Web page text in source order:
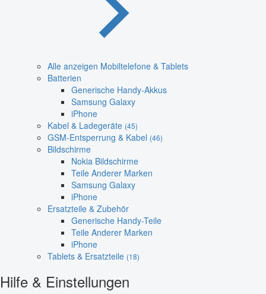
Alle anzeigen Mobiltelefone & Tablets
Batterien
Generische Handy-Akkus
Samsung Galaxy
iPhone
Kabel & Ladegeräte (45)
GSM-Entsperrung & Kabel (46)
Bildschirme
Nokia Bildschirme
Teile Anderer Marken
Samsung Galaxy
iPhone
Ersatzteile & Zubehör
Generische Handy-Teile
Teile Anderer Marken
iPhone
Tablets & Ersatzteile (18)
Hilfe & Einstellungen